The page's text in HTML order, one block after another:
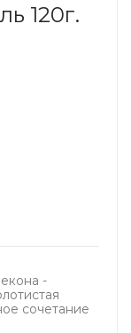
120г.
-
сочетание